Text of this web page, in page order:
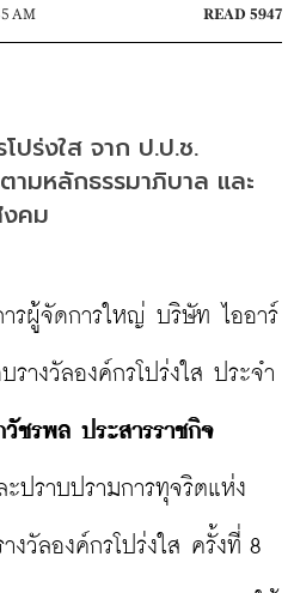
AM
READ 5947
ปร่งใส จาก ป.ป.ช.
ามหลักธรรมาภิบาล และ
คม
ารผู้จัดการใหญ่ บริษัท ไออาร์
างวัลองค์กรโปร่งใส ประจำ
วัชรพล ประสารราชกิจ
ปราบปรามการทุจริตแห่ง
วัลองค์กรโปร่งใส ครั้งที่ 8